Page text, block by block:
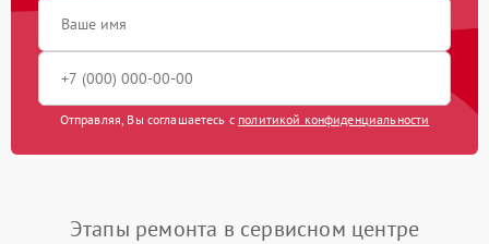
Отправляя, Вы соглашаетесь с политикой конфиденциальности
Этапы ремонта в сервисном центре